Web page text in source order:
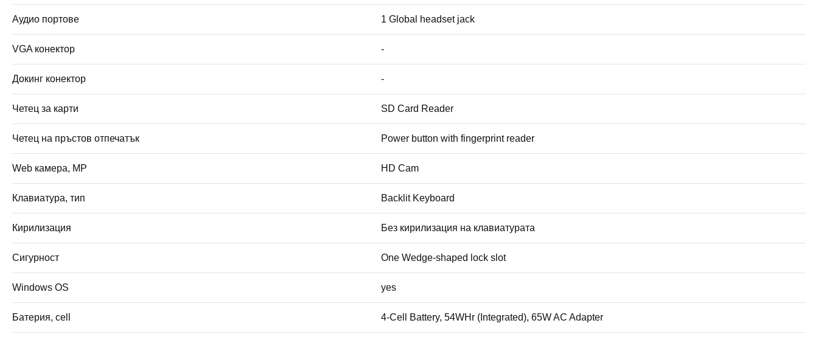
Аудио портове 1 Global headset jack
VGA конектор -
Докинг конектор -
Четец за карти SD Card Reader
Четец на пръстов отпечатък Power button with fingerprint reader
Web камера, MP HD Cam
Клавиатура, тип Backlit Keyboard
Кирилизация Без кирилизация на клавиатурата
Сигурност One Wedge-shaped lock slot
Windows OS yes
Батерия, cell 4-Cell Battery, 54WHr (Integrated), 65W AC Adapter